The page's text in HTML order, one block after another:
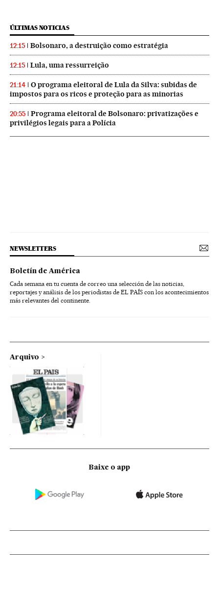
ÚLTIMAS NOTICIAS
12:15 Bolsonaro, a destruição como estratégia
12:15 Lula, uma ressurreição
21:14
O programa eleitoral de Lula da Silva: subidas de
impostos para os ricos e proteção para as minorias
20:55
Programa eleitoral de Bolsonaro: privatizações e
privilégios legais para a Polícia
NEWSLETTERS
Boletín de América
Cada semana en tu cuenta de correo una selección de las noticias,
reportajes y análisis de los periodistas de EL PAÍS con los acontecimientos
más relevantes del continente.
Arquivo
Baixe o app